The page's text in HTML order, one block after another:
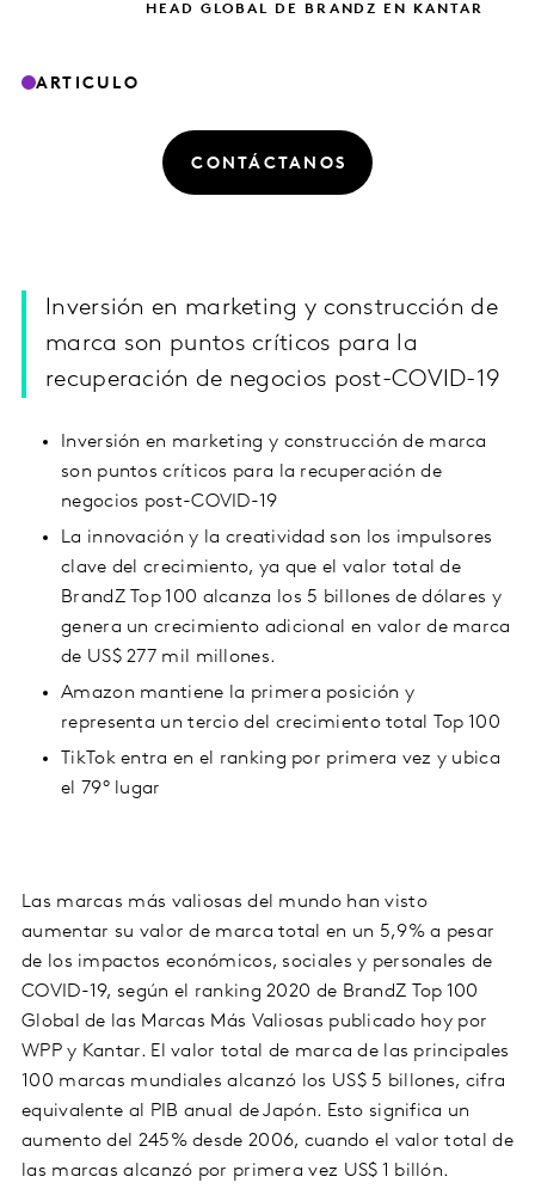
HEAD GLOBAL DE BRANDZ EN KANTAR
ARTICULO
CONTÁCTANOS
Inversión en marketing y construcción de
marca son puntos críticos para la
recuperación de negocios post-COVID-19
Inversión en marketing y construcción de marca
son puntos críticos para la recuperación de
negocios post-COVID-19
La innovación y la creatividad son los impulsores
clave del crecimiento, ya que el valor total de
BrandZ Top 100 alcanza los 5 billones de dólares y
genera un crecimiento adicional en valor de marca
de US$ 277 mil millones.
Amazon mantiene la primera posición y
representa un tercio del crecimiento total Top 100
TikTok entra en el ranking por primera vez y ubica
el 79° lugar
Las marcas más valiosas del mundo han visto
aumentar su valor de marca total en un 5,9% a pesar
de los impactos económicos, sociales y personales de
COVID-19, según el ranking 2020 de BrandZ Top 100
Global de las Marcas Más Valiosas publicado hoy por
WPP y Kantar. El valor total de marca de las principales
100 marcas mundiales alcanzó los US$ 5 billones, cifra
equivalente al PIB anual de Japón. Esto significa un
aumento del 245% desde 2006, cuando el valor total de
las marcas alcanzó por primera vez US$ 1 billón.